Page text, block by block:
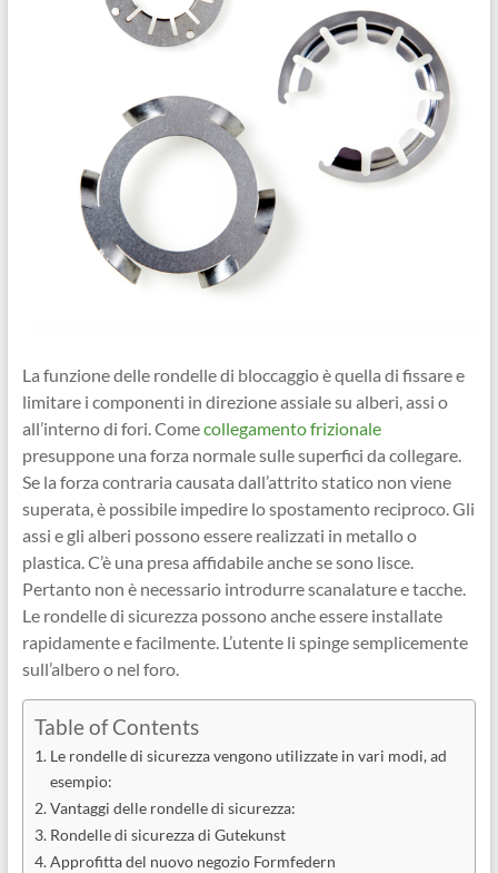
La funzione delle rondelle di bloccaggio è quella di fissare e
limitare i componenti in direzione assiale su alberi, assi o
all’interno di fori. Comecollegamento frizionale
presuppone una forza normale sulle superfici da collegare.
Se la forza contraria causata dall’attrito statico non viene
superata, è possibile impedire lo spostamento reciproco. Gli
assi e gli alberi possono essere realizzati in metallo o
plastica. C’è una presa affidabile anche se sono lisce.
Pertanto non è necessario introdurre scanalature e tacche.
Le rondelle di sicurezza possono anche essere installate
rapidamente e facilmente. L’utente li spinge semplicemente
sull’albero o nel foro.
Table of Contents
Le rondelle di sicurezza vengono utilizzate in vari modi, ad
esempio:
Vantaggi delle rondelle di sicurezza:
Rondelle di sicurezza di Gutekunst
Approfitta del nuovo negozio Formfedern